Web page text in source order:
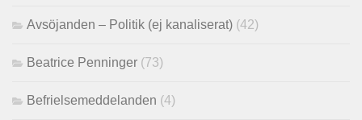
Avsöjanden – Politik (ej kanaliserat) (42)
Beatrice Penninger (73)
Befrielsemeddelanden (4)